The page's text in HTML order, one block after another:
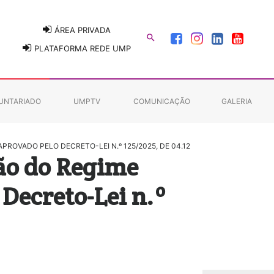
ÁREA PRIVADA
PLATAFORMA REDE UMP

UMPTV COMUNICAÇÃO GALERIA
PELO DECRETO-LEI N.º 125/2025, DE 04.12
do Regime
Lei n.º